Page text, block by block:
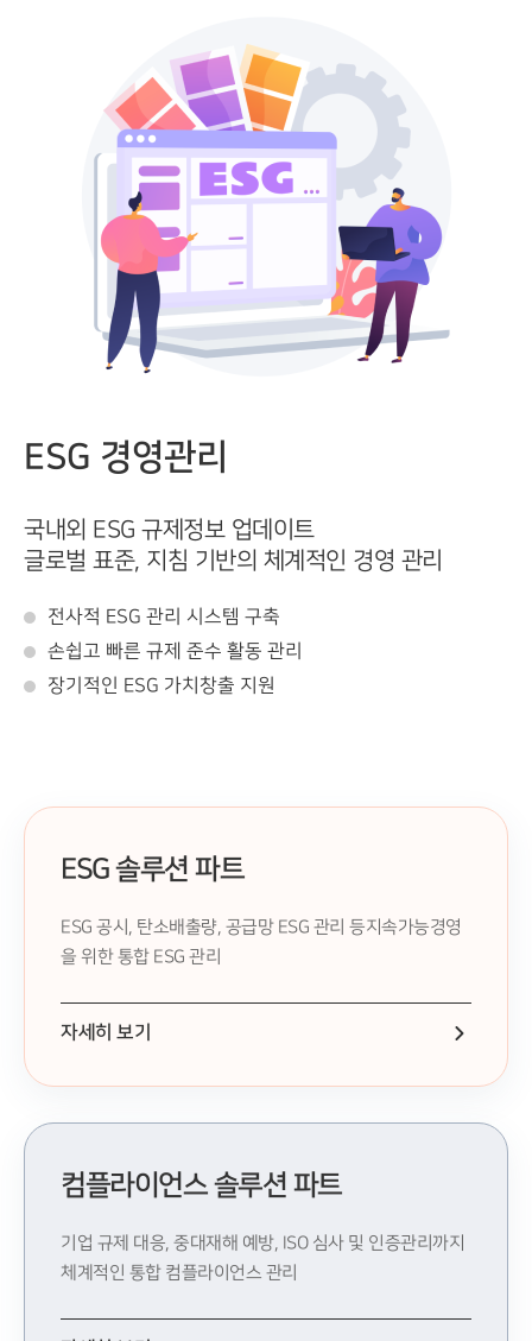
ESG 경영관리
국내외 ESG 규제정보 업데이트
글로벌 표준, 지침 기반의 체계적인 경영 관리
전사적 ESG 관리 시스템 구축
손쉽고 빠른 규제 준수 활동 관리
장기적인 ESG 가치창출 지원
ESG 솔루션 파트
ESG 공시, 탄소배출량, 공급망 ESG 관리 등지속가능경영
을 위한 통합 ESG 관리
자세히 보기
컴플라이언스 솔루션 파트
기업 규제 대응, 중대재해 예방, ISO 심사 및 인증관리까지
체계적인 통합 컴플라이언스 관리